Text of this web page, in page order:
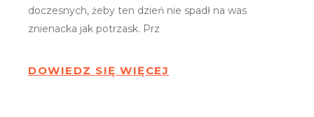
doczesnych, żeby ten dzień nie spadł na was
znienacka jak potrzask. Prz
DOWIEDZ SIĘ WIĘCEJ